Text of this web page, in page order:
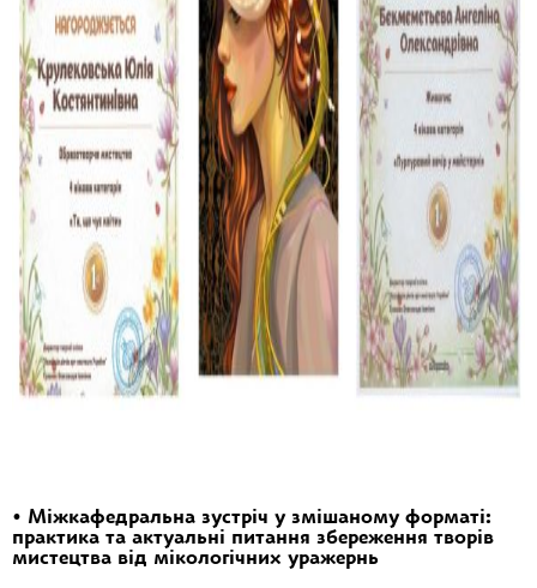
• Міжкафедральна зустріч у змішаному форматі:
практика та актуальні питання збереження творів
мистецтва від мікологічних уражернь